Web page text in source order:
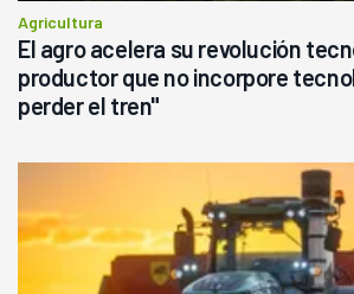
Agricultura
El agro acelera su revolución
productor que no incorpore
perder el tren"